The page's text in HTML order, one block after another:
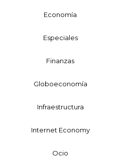
Economía
Especiales
Finanzas
Globoeconomía
Infraestructura
Internet Economy
Ocio